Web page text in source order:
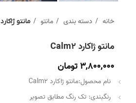
خانه دسته بندی مانتو مانتو ژاکارد Calm2
مانتو ژاکارد Calm2
3,800,000 تومان
نام محصول:مانتو ژاکارد Calm2
رنگبندی: تک رنگ مطابق تصویر